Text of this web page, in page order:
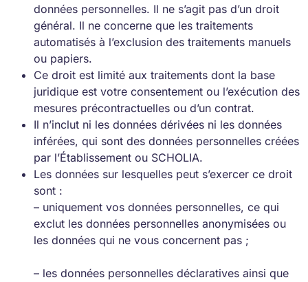
données personnelles. Il ne s’agit pas d’un droit
général. Il ne concerne que les traitements
automatisés à l’exclusion des traitements manuels
ou papiers.
Ce droit est limité aux traitements dont la base
juridique est votre consentement ou l’exécution des
mesures précontractuelles ou d’un contrat.
Il n’inclut ni les données dérivées ni les données
inférées, qui sont des données personnelles créées
par l’Établissement ou SCHOLIA.
Les données sur lesquelles peut s’exercer ce droit
sont :
– uniquement vos données personnelles, ce qui
exclut les données personnelles anonymisées ou
les données qui ne vous concernent pas ;
– les données personnelles déclaratives ainsi que